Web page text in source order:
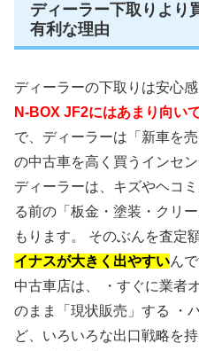
ディーラー下取りより
有利な理由
ディーラーの下取りは安心感
N-BOX JF2にはあまり向い
で、ディーラーは「新車を
の中古車を高く買うインセ
ディーラーは、キズやヘコ
る前の「板金・塗装・クリ
もります。 そのぶんを査定
イナスが大きく出やすいん
中古車店は、 ・すぐに業者
のまま「現状販売」する ・
ど、いろいろな出口戦略を